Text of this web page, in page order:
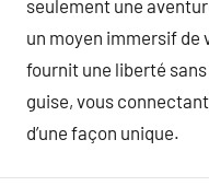
seulement une
un moyen immersif de
fournit une liberté
guise, vous
d’une façon unique.